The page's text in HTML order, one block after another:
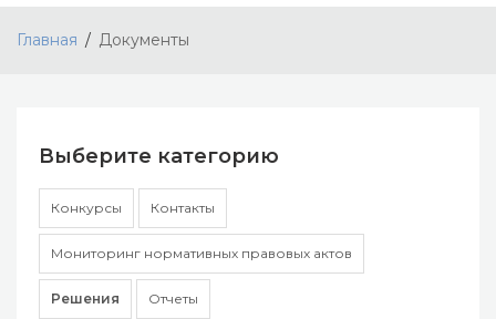
Главная Документы
Выберите категорию
Конкурсы Контакты
Мониторинг нормативных правовых актов
Решения Отчеты